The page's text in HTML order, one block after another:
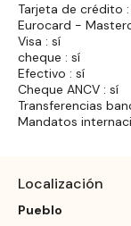
Tarjeta de crédito
Eurocard -
Visa : sí
cheque : sí
Efectivo : sí
Cheque ANCV : sí
Transferencias
Mandatos
Localización
Pueblo